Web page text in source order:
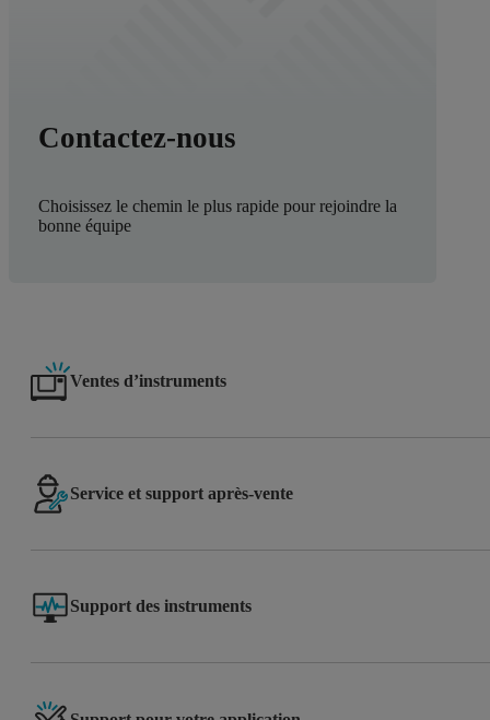
Contactez-nous
Choisissez le chemin le plus rapide pour rejoindre la
bonne équipe
Ventes d’instruments
Service et support après-vente
Support des instruments